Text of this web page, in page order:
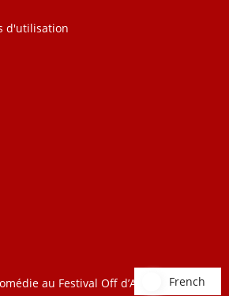
d'utilisation
au Festival Off d’Avignon 2025
French
French